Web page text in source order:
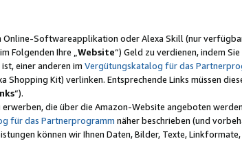
Online-Softwareapplikation oder Alexa Skill (nur
Folgenden Ihre „ Website“) Geld zu verdienen, indem Sie
einer anderen im Vergütungskatalog für das
Shopping Kit) verlinken. Entsprechende Links müssen
“).
die über die Amazon-Website angeboten
für das Partnerprogramm näher beschrieben (und
können wir Ihnen Daten, Bilder, Texte, Linkformate,